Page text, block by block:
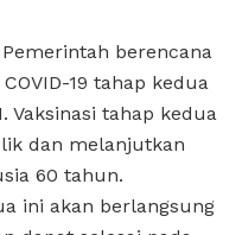
Pemerintah berencana
19 tahap kedua
Vaksinasi tahap kedua
dan melanjutkan
60 tahun.
ini akan berlangsung